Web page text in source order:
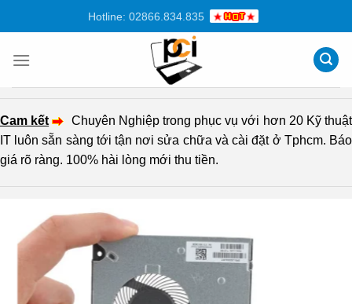
dung
Hotline: 02866.834.835
Cam kết
Chuyên Nghiệp trong phục vụ với hơn 20 Kỹ thuật
IT luôn sẵn sàng tới tận nơi sửa chữa và cài đặt ở Tphcm. Báo
giá rõ ràng. 100% hài lòng mới thu tiền.